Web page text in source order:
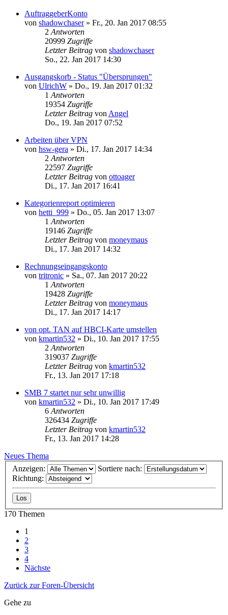
AuftraggeberKonto
von shadowchaser» Fr., 20. Jan 2017 08:55
2 Antworten
20999 Zugriffe
Letzter Beitrag von shadowchaser
So., 22. Jan 2017 14:30
Ausgangskorb - Status "Übersprungen"
von UlrichW » Do., 19. Jan 2017 01:32
1 Antworten
19354 Zugriffe
Letzter Beitrag von Angel
Do., 19. Jan 2017 07:52
Arbeiten über VPN
von hsw-gera » Di., 17. Jan 2017 14:34
2 Antworten
22597 Zugriffe
Letzter Beitrag von ottoager
Di., 17. Jan 2017 16:41
Kategorienreport optimieren
von hetti_999 » Do., 05. Jan 2017 13:07
1 Antworten
19146 Zugriffe
Letzter Beitrag von moneymaus
Di., 17. Jan 2017 14:32
Rechnungseingangskonto
von tritronic » Sa., 07. Jan 2017 20:22
1 Antworten
19428 Zugriffe
Letzter Beitrag von moneymaus
Di., 17. Jan 2017 14:17
von opt. TAN auf HBCI-Karte umstellen
von kmartin532 » Di., 10. Jan 2017 17:55
2 Antworten
319037 Zugriffe
Letzter Beitrag von kmartin532
Fr., 13. Jan 2017 17:18
SMB 7 startet nur sehr unwillig
von kmartin532 » Di., 10. Jan 2017 17:49
6 Antworten
326434 Zugriffe
Letzter Beitrag von kmartin532
Fr., 13. Jan 2017 14:28
Neues Thema
Anzeigen:
Sortiere nach:
Richtung:
170 Themen
1
2
3
4
Nächste
Zurück zur Foren-Übersicht
Gehe zu